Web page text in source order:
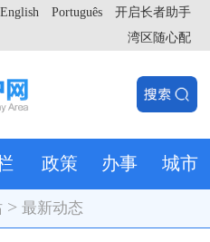
开启长者助手
Português
English
湾区随心配
政策 办事 城市
>最新动态